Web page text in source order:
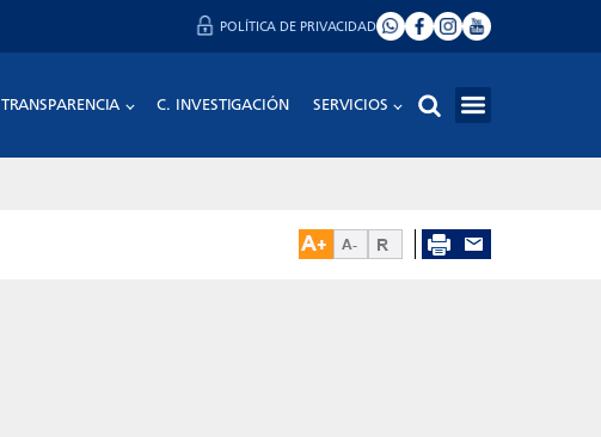
POLÍTICA DE PRIVACIDAD
TRANSPARENCIA C. INVESTIGACIÓN SERVICIOS